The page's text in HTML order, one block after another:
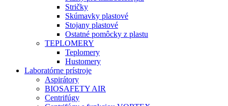
Stričky
Skúmavky plastové
Stojany plastové
Ostatné pomôcky z plastu
TEPLOMERY
Teplomery
Hustomery
Laboratórne prístroje
Aspirátory
BIOSAFETY AIR
Centrifúgy